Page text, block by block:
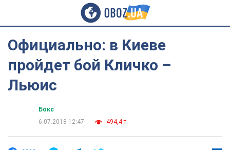
Официально: в Киеве
пройдет бой Кличко –
Льюис
Бокс
6.07.2018 12:47
494,4 т.